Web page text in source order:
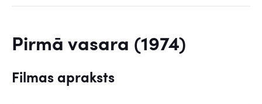
Pirmā vasara (1974)
Filmas apraksts